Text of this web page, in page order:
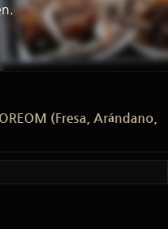
(Fresa, Arándano,